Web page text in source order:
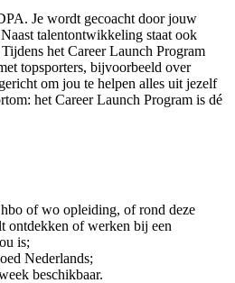
Je wordt gecoacht door jouw
talentontwikkeling staat ook
het Career Launch Program
topsporters, bijvoorbeeld over
om jou te helpen alles uit jezelf
het Career Launch Program is dé
hbo of wo opleiding, of rond deze
ontdekken of werken bij een
is;
Nederlands;
beschikbaar.